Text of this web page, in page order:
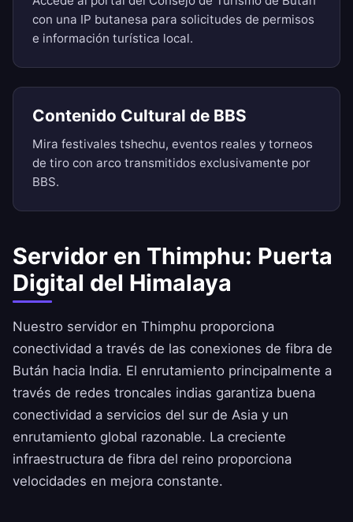
con una IP butanesa para solicitudes de permisos
e información turística local.
Contenido Cultural de BBS
Mira festivales tshechu, eventos reales y torneos
de tiro con arco transmitidos exclusivamente por
BBS.
Servidor en Thimphu: Puerta
Digital del Himalaya
Nuestro servidor en Thimphu proporciona
conectividad a través de las conexiones de fibra de
Bután hacia India. El enrutamiento principalmente a
través de redes troncales indias garantiza buena
conectividad a servicios del sur de Asia y un
enrutamiento global razonable. La creciente
infraestructura de fibra del reino proporciona
velocidades en mejora constante.